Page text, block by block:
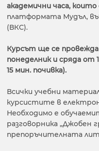
академични часа,
платформата Мудъл,
(ВКС).
Курсът ще се
понеделник и сряда от
15 мин. почивка).
Всички учебни
курсистите в
Необходимо е
разговорника „Джобен
препоръчителната